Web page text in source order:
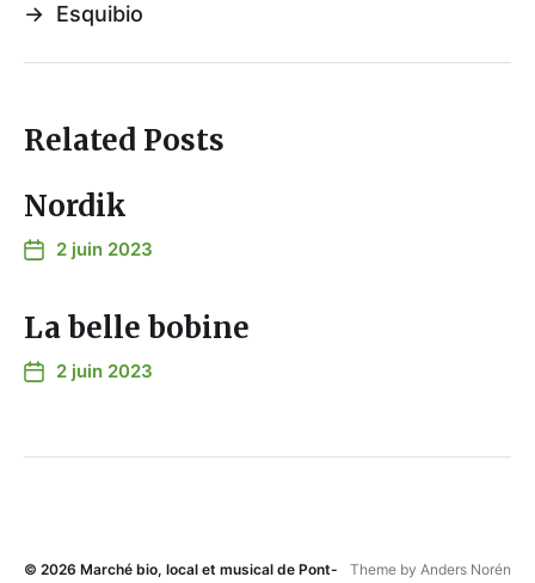
→ Esquibio
Related Posts
Nordik
2 juin 2023
La belle bobine
2 juin 2023
© 2026 Marché bio, local et musical de Pont-
Theme by Anders Norén